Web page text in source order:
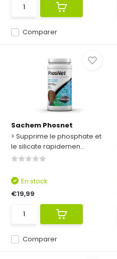
Comparer
Sachem Phosnet
> Supprime le phosphate et
le silicate rapidemen...
Comparer
En stock
€19,99